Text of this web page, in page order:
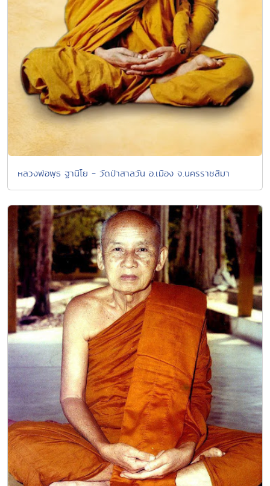
หลวงพ่อพุธ ฐานิโย - วัดป่าสาลวัน อ.เมือง จ.นครราชสีมา